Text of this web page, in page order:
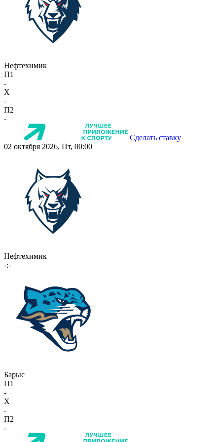
Нефтехимик
П1
-
X
-
П2
-
Сделать ставку
02 октября 2026, Пт, 00:00
Нефтехимик
-:-
Барыс
П1
-
X
-
П2
-